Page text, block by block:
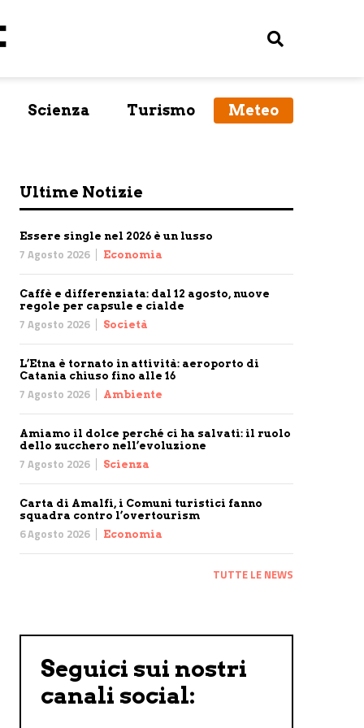
Scienza Turismo Meteo
Ultime Notizie
Essere single nel 2026 è un lusso
7 Agosto 2026 Economia
Caffè e differenziata: dal 12 agosto, nuove
regole per capsule e cialde
7 Agosto 2026 Società
L’Etna è tornato in attività: aeroporto di
Catania chiuso fino alle 16
7 Agosto 2026 Ambiente
Amiamo il dolce perché ci ha salvati: il ruolo
dello zucchero nell’evoluzione
7 Agosto 2026 Scienza
Carta di Amalfi, i Comuni turistici fanno
squadra contro l’overtourism
6 Agosto 2026 Economia
TUTTE LE NEWS
Seguici sui nostri
canali social: